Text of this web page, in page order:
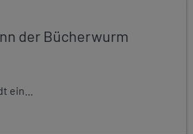
der Bücherwurm
ein...